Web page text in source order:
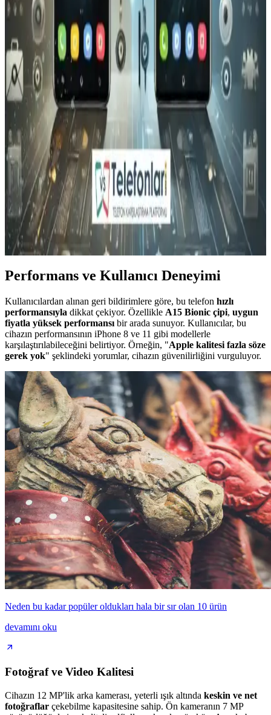
Xiaomi 15 Ultra Teknik Özellikleri ve Detaylar
Henüz Resmi Olarak Açıklanmadı
Xiaomi 15 Ultra hakkında henüz net bilgiler bulunmamaktadır.
Tasarım, kamera, performans ve batarya gibi özellikler resmi
açıklamalarla netlik kazanacaktır.
Wyze Akıllı Telefon ve Güvenlik Cihazlarıyla
Performans ve Tasarım Dengesini Yakalamak
Wyze, uygun fiyatlı ve fonksiyonel akıllı cihazlar sunarak,
performans ve tasarım dengesini sağlayan güvenlik ve ev
otomasyonu çözümleri sunar.
Akıllı Telefon Seçiminde Güncel ve Güvenilir
Markalar ve Teknolojik Özellikler
Güncel ve güvenilir markalar, teknik destek ve düzenli
güncellemelerle akıllı telefon seçiminde önemli rol oynar. AULA'nın
ürünleri, performans ve dayanıklılık sunar.
Performans ve Kullanıcı Deneyimi
Kullanıcılardan alınan geri bildirimlere göre, bu telefon hızlı
performansıyla dikkat çekiyor. Özellikle A15 Bionic çipi, uygun
fiyatla yüksek performansı bir arada sunuyor. Kullanıcılar, bu
cihazın performansının iPhone 8 ve 11 gibi modellerle
karşılaştırılabileceğini belirtiyor. Örneğin, "Apple kalitesi fazla söze
gerek yok" şeklindeki yorumlar, cihazın güvenilirliğini vurguluyor.
Neden bu kadar popüler oldukları hala bir sır olan 10 ürün
devamını oku
Fotoğraf ve Video Kalitesi
Cihazın 12 MP'lik arka kamerası, yeterli ışık altında keskin ve net
fotoğraflar çekebilme kapasitesine sahip. Ön kameranın 7 MP